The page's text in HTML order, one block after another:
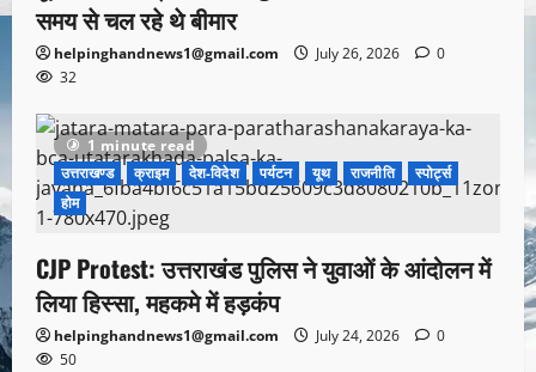
समय से चल रहे थे बीमार
helpinghandnews1@gmail.com July 26, 2026
0
32
1 minute read
उत्तराखण्ड
क्राइम देश-विदेश पर्यटन यूथ राजनीति
स्पोर्ट्स
होम
CJP Protest: उत्तराखंड पुलिस ने युवाओं के आंदोलन में
लिया हिस्सा, महकमे में हड़कंप
helpinghandnews1@gmail.com July 24, 2026
0
50